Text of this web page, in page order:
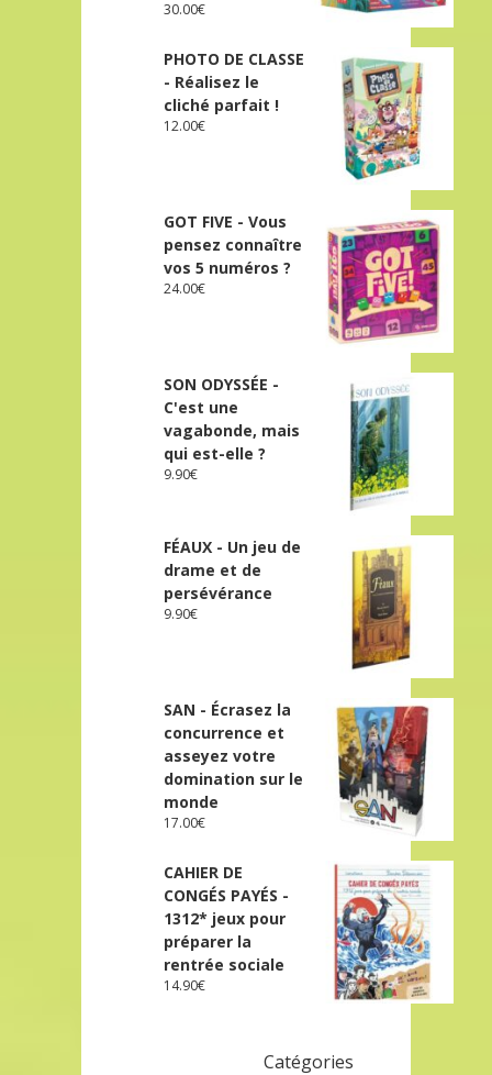
30.00€
PHOTO DE CLASSE
- Réalisez le
cliché parfait !
12.00€
GOT FIVE - Vous
pensez connaître
vos 5 numéros ?
24.00€
SON ODYSSÉE -
C'est une
vagabonde, mais
qui est-elle ?
9.90€
FÉAUX - Un jeu de
drame et de
persévérance
9.90€
SAN - Écrasez la
concurrence et
asseyez votre
domination sur le
monde
17.00€
CAHIER DE
CONGÉS PAYÉS -
1312* jeux pour
préparer la
rentrée sociale
14.90€
Catégories